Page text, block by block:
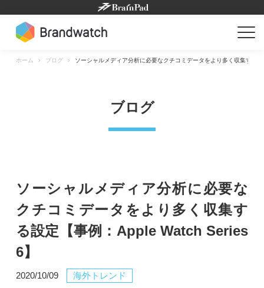
content
ホーム ブログ ソーシャルメディア分析に必要なクチコミデータをより多く収集する
ブログ
ソーシャルメディア分析に必要な
クチコミデータをより多く収集す
る設定【事例：Apple Watch Series
6】
2020/10/09 海外トレンド